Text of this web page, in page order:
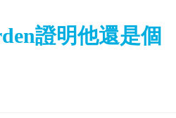
證明他還是個